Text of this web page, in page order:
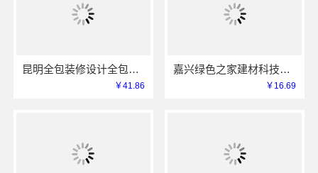
昆明全包装修设计全包价格，云南至高新型建材有限公司
￥41.86
嘉兴绿色之家建材科技有限公司-本地专业家装公司高端
￥16.69